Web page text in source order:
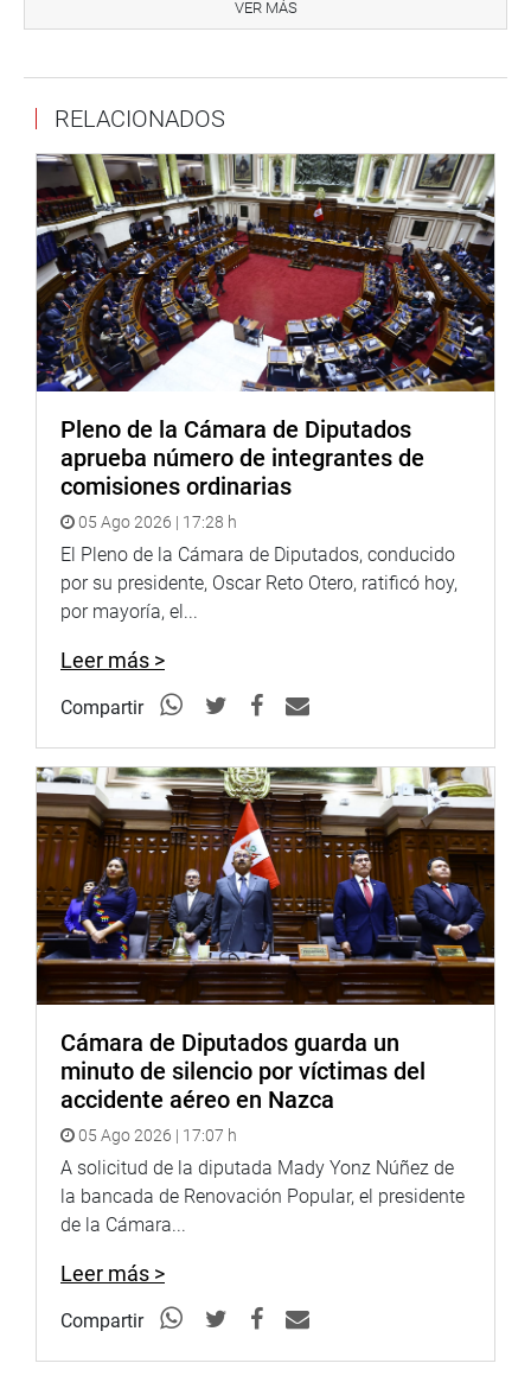
la propuesta permitirá resolver la situación laboral de
que actualmente laboran en condición de destacados en
El legislador señaló, además, que la medida no genera
demanda adicional al tesoro público, debido a que las
plazas involucradas cuentan con financiamiento
presupuestal, y remarcó que aún existen alrededor de 12
000 plazas vacantes en el sector salud, situación que
justifica la necesidad de actualizar la normativa vigente.
Con esta aprobación, el Congreso busca atender una
promoviendo mejores condiciones laborales y una
gestión más eficiente de los recursos humanos en el
sistema público de salud.
OFICINA DE COMUNICACIONES E IMAGEN
INSTITUCIONAL
VER MÁS
RELACIONADOS
Pleno de la Cámara de Diputados
aprueba número de integrantes de
comisiones ordinarias
05 Ago 2026 | 17:28 h
El Pleno de la Cámara de Diputados, conducido
por su presidente, Oscar Reto Otero, ratificó hoy,
por mayoría, el...
Leer más >
Compartir
Cámara de Diputados guarda un
minuto de silencio por víctimas del
accidente aéreo en Nazca
05 Ago 2026 | 17:07 h
A solicitud de la diputada Mady Yonz Núñez de
la bancada de Renovación Popular, el presidente
de la Cámara...
Leer más >
Compartir